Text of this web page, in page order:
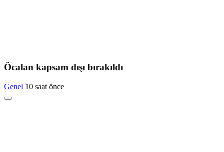
Öcalan kapsam dışı bırakıldı
Genel 10 saat önce